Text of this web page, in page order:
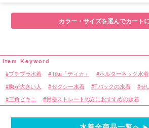
カラー・サイズを選んでカート
プチプラ水着 Tika「ティカ」 ホルターネック水着
胸が大きい人 セクシー水着 Tバックの水着 せ
三角ビキニ 骨格ストレートの方におすすめの水着